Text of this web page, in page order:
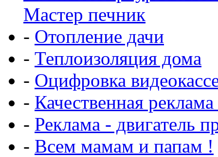
Мастер печник
- Отопление дачи
- Теплоизоляция дома
- Оцифровка
- Качественная
- Реклама - двигатель
- Всем мамам и папам !